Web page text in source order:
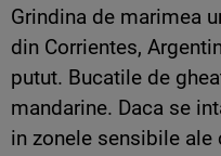
Grindina de marimea
din Corrientes,
putut. Bucatile de
mandarine. Daca se
in zonele sensibile